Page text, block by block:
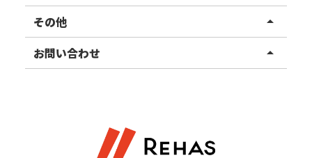
東北エリア
甲信越エリア
事業所ブログ
ご利用者様の声
その他 arrow_drop_up
お知らせ
お問い合わせ arrow_drop_up